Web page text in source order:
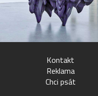
Kontakt
Reklama
Chci psát